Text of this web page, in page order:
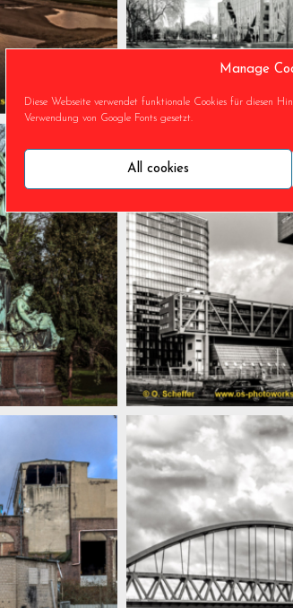
Manage
Diese Webseite verwendet funktionale Cookies für diesen
Verwendung von Google Fonts gesetzt.
All cookies